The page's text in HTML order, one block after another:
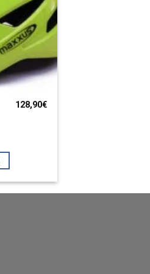
128,90€